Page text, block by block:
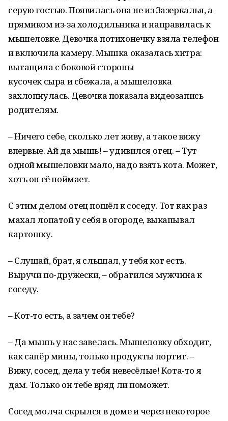
серую гостью. Появилась она не из Зазеркалья, а
прямиком из-за холодильника и направилась к
мышеловке. Девочка потихонечку взяла телефон
и включила камеру. Мышка оказалась хитра:
вытащила с боковой стороны
кусочек сыра и сбежала, а мышеловка
захлопнулась. Девочка показала видеозапись
родителям.
– Ничего себе, сколько лет живу, а такое вижу
впервые. Ай да мышь! – удивился отец. – Тут
одной мышеловки мало, надо взять кота. Может,
хоть он её поймает.
С этим делом отец пошёл к соседу. Тот как раз
махал лопатой у себя в огороде, выкапывал
картошку.
– Слушай, брат, я слышал, у тебя кот есть.
Выручи по-дружески, – обратился мужчина к
соседу.
– Кот-то есть, а зачем он тебе?
– Да мышь у нас завелась. Мышеловку обходит,
как сапёр мины, только продукты портит. –
Вижу, сосед, дела у тебя невесёлые! Кота-то я
дам. Только он тебе вряд ли поможет.
Сосед молча скрылся в доме и через некоторое